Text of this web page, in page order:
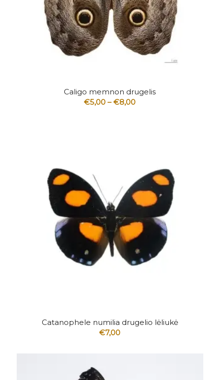
Caligo memnon drugelis
€5,00 – €8,00Price
Catanophele numilia drugelio lėliukė
€7,00